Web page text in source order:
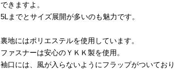
できますよ。
5Lまでとサイズ展開が多いのも魅力です。
裏地にはポリエステルを使用しています。
ファスナーは安心のＹＫＫ製を使用。
袖口には、風が入らないようにフラップがついてお